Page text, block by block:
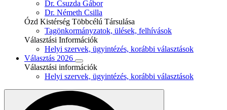
Dr. Csuzda Gábor
Dr. Németh Csilla
Ózd Kistérség Többcélú Társulása
Tagönkormányzatok, ülések, felhívások
Választási Információk
Helyi szervek, ügyintézés, korábbi választások
Választás 2026
Választási információk
Helyi szervek, ügyintézés, korábbi választások